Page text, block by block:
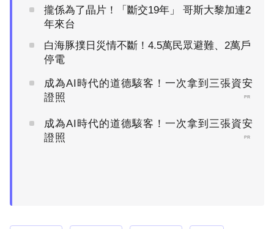
攏係為了晶片！「斷交19年」 哥斯大黎加連2
年來台
白海豚撲日災情不斷！4.5萬民眾避難、2萬戶
停電
成為AI時代的道德駭客！一次拿到三張資安
證照
PR
成為AI時代的道德駭客！一次拿到三張資安
證照
PR